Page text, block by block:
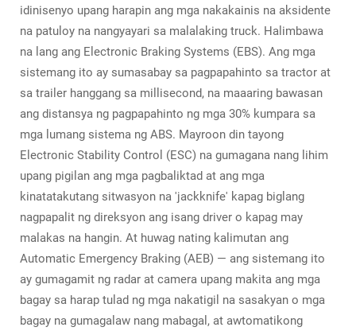
idinisenyo upang harapin ang mga nakakainis na aksidente
na patuloy na nangyayari sa malalaking truck. Halimbawa
na lang ang Electronic Braking Systems (EBS). Ang mga
sistemang ito ay sumasabay sa pagpapahinto sa tractor at
sa trailer hanggang sa millisecond, na maaaring bawasan
ang distansya ng pagpapahinto ng mga 30% kumpara sa
mga lumang sistema ng ABS. Mayroon din tayong
Electronic Stability Control (ESC) na gumagana nang lihim
upang pigilan ang mga pagbaliktad at ang mga
kinatatakutang sitwasyon na 'jackknife' kapag biglang
nagpapalit ng direksyon ang isang driver o kapag may
malakas na hangin. At huwag nating kalimutan ang
Automatic Emergency Braking (AEB) — ang sistemang ito
ay gumagamit ng radar at camera upang makita ang mga
bagay sa harap tulad ng mga nakatigil na sasakyan o mga
bagay na gumagalaw nang mabagal, at awtomatikong